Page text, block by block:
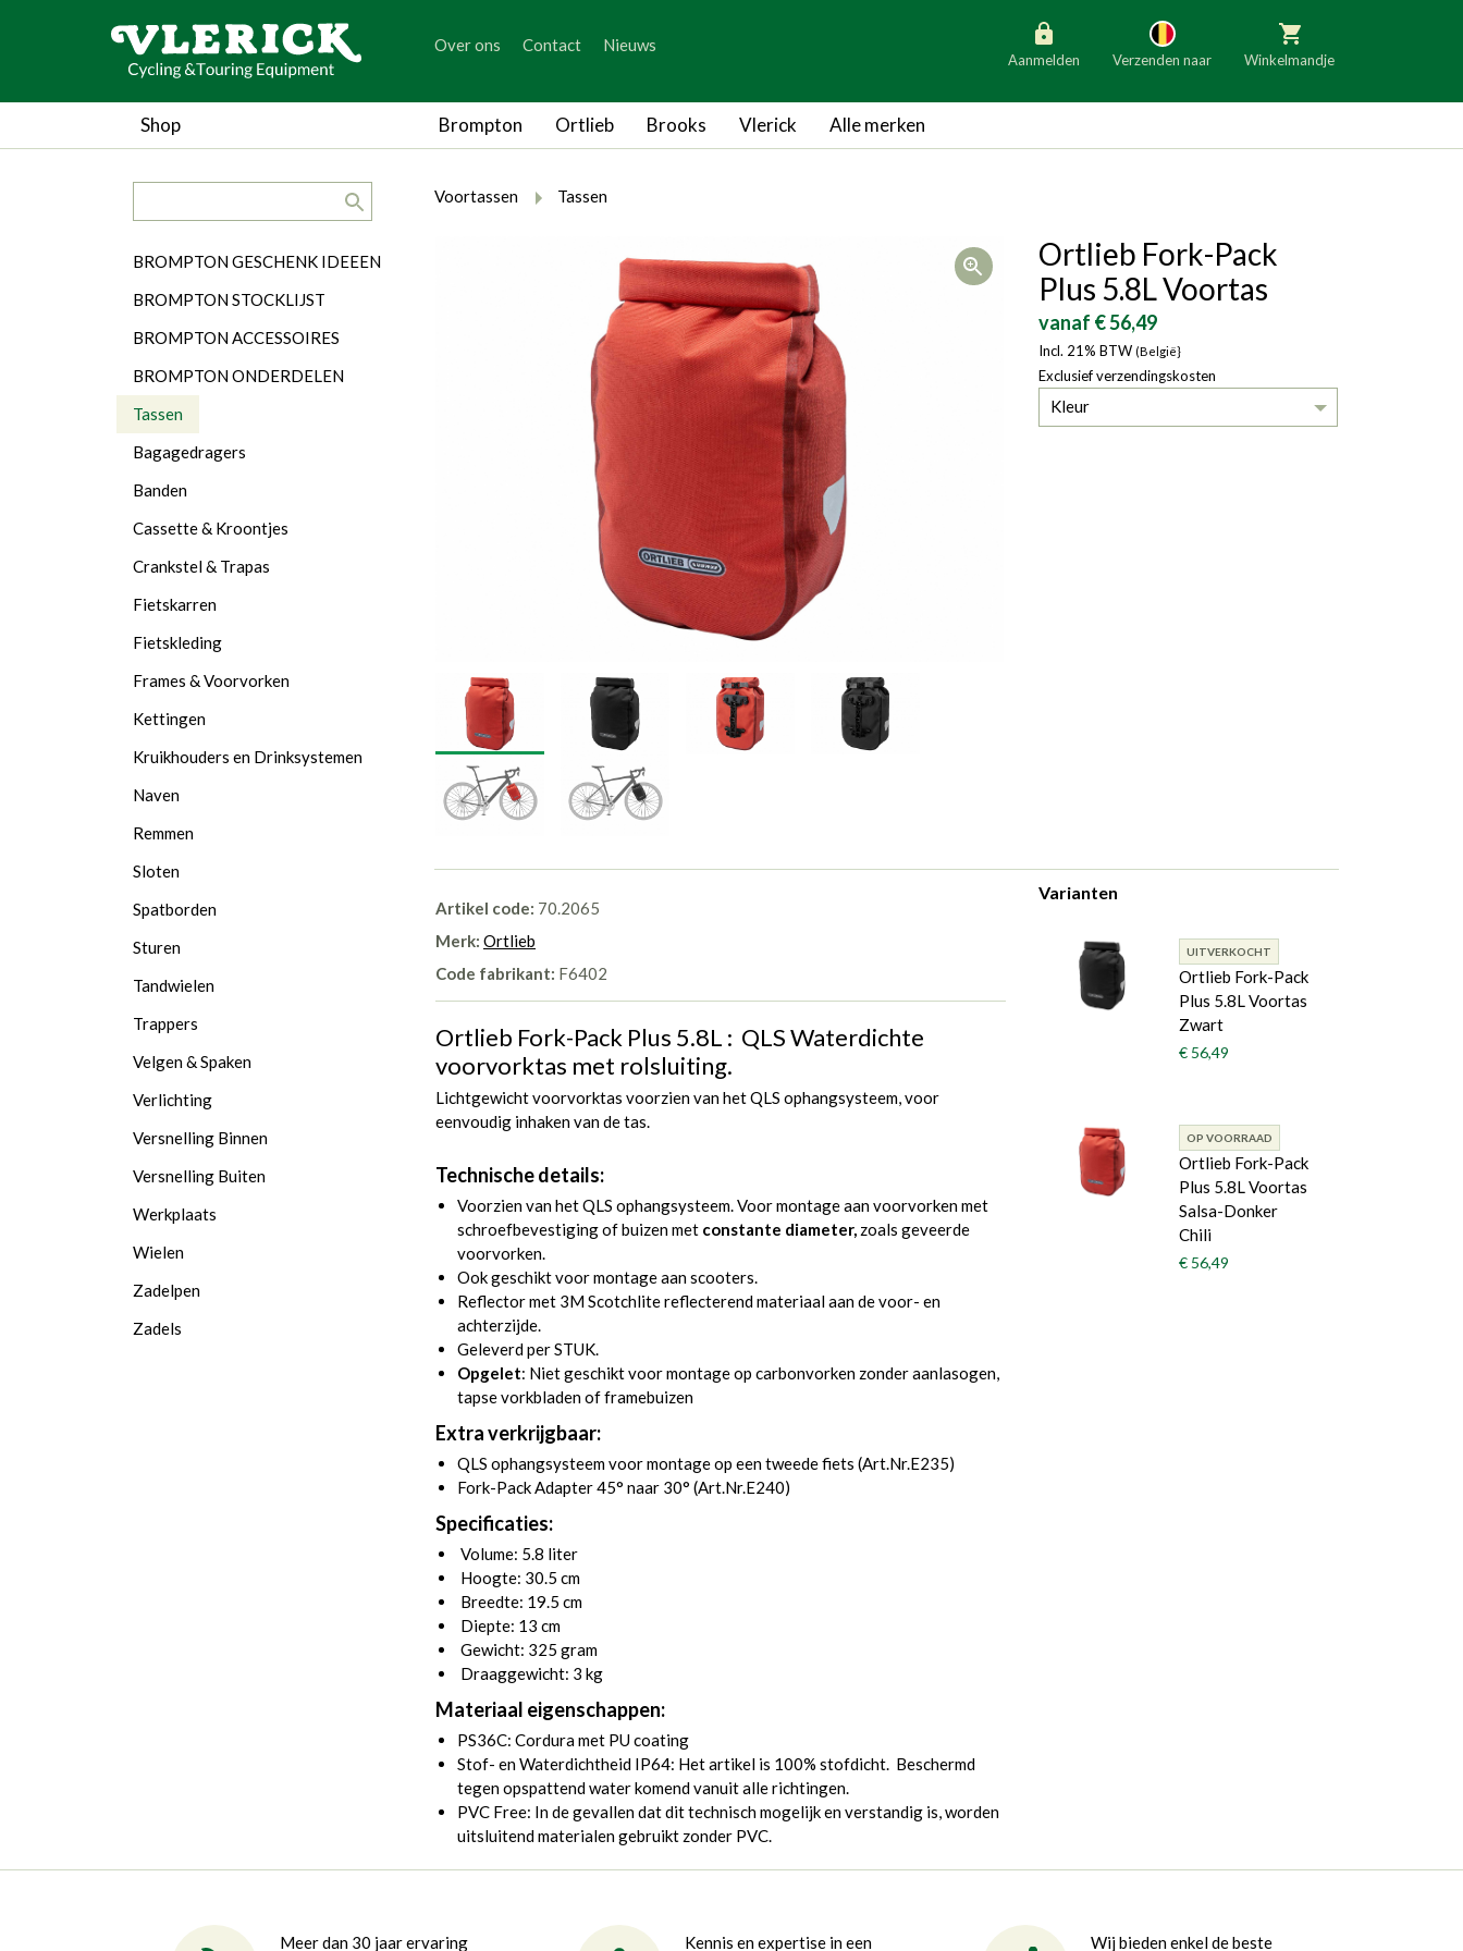
Aanmelden Verzenden naar
Slovenië Italië
Denemarken
Bulgarije
Winkelmandje
generic_skip_language
Over ons Contact Nieuws
Shop Brompton Ortlieb Brooks Vlerick Alle merken
breadcrumb.here
breadcrumb.from
Voortassen breadcrumb.to
Tassen
Open
Ortlieb Fork-Pack
Plus 5.8L Voortas
vanaf € 56,49
Incl. 21% BTW (België}
Exclusief verzendingskosten
Kleur
Artikel code: 70.2065
Merk: Ortlieb
Code fabrikant: F6402
Ortlieb Fork-Pack Plus 5.8L : QLS Waterdichte
voorvorktas met rolsluiting.
Lichtgewicht voorvorktas voorzien van het QLS ophangsysteem, voor
eenvoudig inhaken van de tas.
Technische details:
Voorzien van het QLS ophangsysteem. Voor montage aan voorvorken met
schroefbevestiging of buizen met constante diameter, zoals geveerde
voorvorken.
Ook geschikt voor montage aan scooters.
Reflector met 3M Scotchlite reflecterend materiaal aan de voor- en
achterzijde.
Geleverd per STUK.
Opgelet: Niet geschikt voor montage op carbonvorken zonder aanlasogen,
tapse vorkbladen of framebuizen
Extra verkrijgbaar:
QLS ophangsysteem voor montage op een tweede fiets (Art.Nr.E235)
Fork-Pack Adapter 45° naar 30° (Art.Nr.E240)
Specificaties:
Volume: 5.8 liter
Hoogte: 30.5 cm
Breedte: 19.5 cm
Diepte: 13 cm
Gewicht: 325 gram
Draaggewicht: 3 kg
Materiaal eigenschappen:
PS36C: Cordura met PU coating
Stof- en Waterdichtheid IP64: Het artikel is 100% stofdicht. Beschermd
tegen opspattend water komend vanuit alle richtingen.
PVC Free: In de gevallen dat dit technisch mogelijk en verstandig is, worden
uitsluitend materialen gebruikt zonder PVC.
Varianten
UITVERKOCHT
Ortlieb Fork-Pack
Plus 5.8L Voortas
Zwart
€ 56,49
OP VOORRAAD
Ortlieb Fork-Pack
Plus 5.8L Voortas
Salsa-Donker
Chili
€ 56,49
Categorieën
BROMPTON GESCHENK IDEEEN
BROMPTON STOCKLIJST
BROMPTON ACCESSOIRES
BROMPTON ONDERDELEN
Tassen
Bagagedragers
Banden
Cassette & Kroontjes
Crankstel & Trapas
Fietskarren
Fietskleding
Frames & Voorvorken
Kettingen
Kruikhouders en Drinksystemen
Naven
Remmen
Sloten
Spatborden
Sturen
Tandwielen
Trappers
Velgen & Spaken
Verlichting
Versnelling Binnen
Versnelling Buiten
Werkplaats
Wielen
Zadelpen
Zadels
Meer dan 30 jaar ervaring Kennis en expertise in een Wij bieden enkel de beste